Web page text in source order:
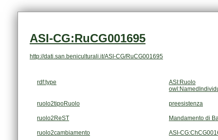
ASI-CG:RuCG001695
http://dati.san.beniculturali.it/ASI-CG/RuCG001695
rdf:type
ASI:Ruolo
ruolo2tipoRuolo preesistenza
ruolo2ReST Mandamento di
ruolo2cambiamento ASI-